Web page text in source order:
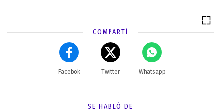
COMPARTÍ
Facebok Twitter Whatsapp
SE HABLÓ DE